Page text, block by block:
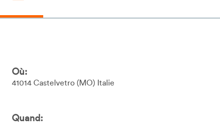
Où:
41014 Castelvetro MO Italie
Quand: